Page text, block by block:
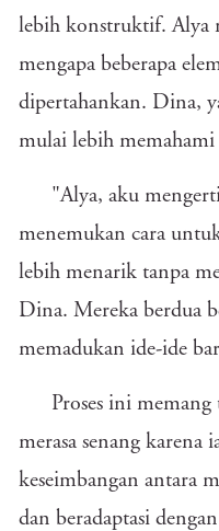
lebih konstruktif. Alya
mengapa beberapa
dipertahankan. Dina,
mulai lebih
"Alya, aku
menemukan cara
lebih menarik tanpa
Dina. Mereka berdua
memadukan ide-ide
Proses ini
merasa senang karena
keseimbangan antara
dan beradaptasi